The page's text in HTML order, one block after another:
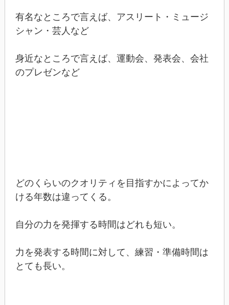
有名なところで言えば、アスリート・ミュージ
シャン・芸人など
身近なところで言えば、運動会、発表会、会社
のプレゼンなど
どのくらいのクオリティを目指すかによってか
ける年数は違ってくる。
自分の力を発揮する時間はどれも短い。
力を発表する時間に対して、練習・準備時間は
とても長い。